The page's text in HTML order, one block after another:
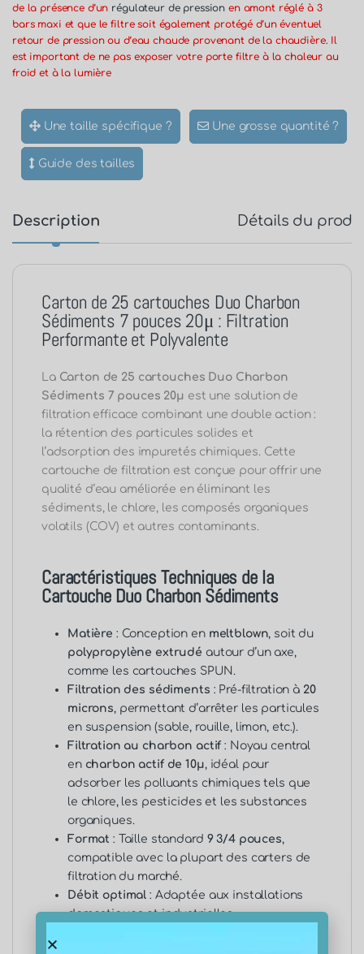
de la présence d’un régulateur de pression en amont réglé à 3
bars maxi et que le filtre soit également protégé d’un éventuel
retour de pression ou d’eau chaude provenant de la chaudière. Il
est important de ne pas exposer votre porte filtre à la chaleur au
froid et à la lumière
Une taille spécifique ? Une grosse quantité ?
Guide des tailles
Description Détails du
Carton de 25 cartouches Duo Charbon
Sédiments 7 pouces 20μ : Filtration
Performante et Polyvalente
La Carton de 25 cartouches Duo Charbon
Sédiments 7 pouces 20μ est une solution de
filtration efficace combinant une double action :
la rétention des particules solides et
l’adsorption des impuretés chimiques. Cette
cartouche de filtration est conçue pour offrir une
qualité d’eau améliorée en éliminant les
sédiments, le chlore, les composés organiques
volatils (COV) et autres contaminants.
Caractéristiques Techniques de la
Cartouche Duo Charbon Sédiments
Matière : Conception en meltblown, soit du
polypropylène extrudé autour d’un axe,
comme les cartouches SPUN .
Filtration des sédiments : Pré-filtration à 20
microns, permettant d’arrêter les particules
en suspension (sable, rouille, limon, etc.).
Filtration au charbon actif : Noyau central
en charbon actif de 10μ, idéal pour
adsorber les polluants chimiques tels que
le chlore, les pesticides et les substances
organiques.
Format : Taille standard 9 3/4 pouces,
compatible avec la plupart des carters de
filtration du marché.
Débit optimal : Adaptée aux installations
domestiques et industrielles.
Fonctionnalités et Avantages